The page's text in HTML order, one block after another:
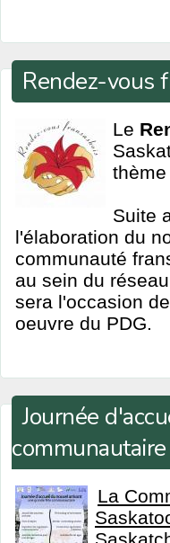
Rendez-vous
Le
thème
Suite
l'élaboration du
communauté
au sein du
sera l'occasion
oeuvre du PDG.
Journée
communautaire
La